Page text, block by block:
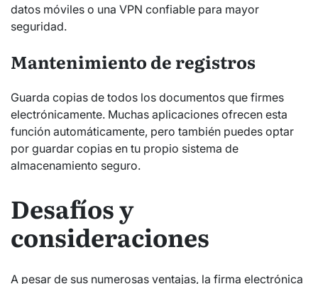
datos móviles o una VPN confiable para mayor
seguridad.
Mantenimiento de registros
Guarda copias de todos los documentos que firmes
electrónicamente. Muchas aplicaciones ofrecen esta
función automáticamente, pero también puedes optar
por guardar copias en tu propio sistema de
almacenamiento seguro.
Desafíos y
consideraciones
A pesar de sus numerosas ventajas, la firma electrónica